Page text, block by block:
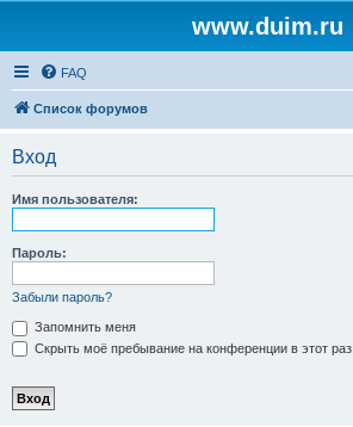
www.duim.ru
FAQ
Список форумов
Вход
Имя пользователя:
Пароль:
Забыли пароль?
Запомнить меня
Скрыть моё пребывание на конференции в этот раз